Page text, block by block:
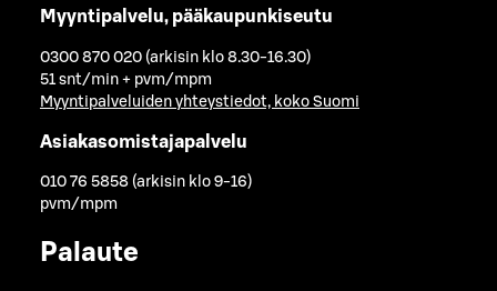
Myyntipalvelu, pääkaupunkiseutu
0300 870 020 (arkisin klo 8.30-16.30)
51 snt/min + pvm/mpm
Myyntipalveluiden yhteystiedot, koko Suomi
Asiakasomistajapalvelu
010 76 5858 (arkisin klo 9-16)
pvm/mpm
Palaute